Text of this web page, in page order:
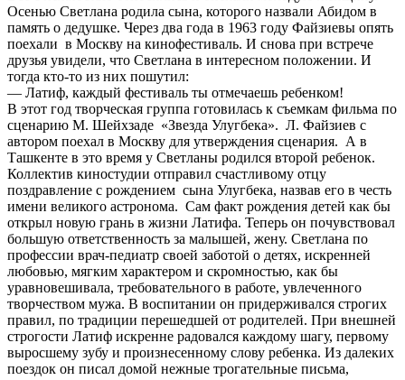
Осенью Светлана родила сына, которого назвали Абидом в
память о дедушке. Через два года в 1963 году Файзиевы опять
поехали в Москву на кинофестиваль. И снова при встрече
друзья увидели, что Светлана в интересном положении. И
тогда кто-то из них пошутил:
— Латиф, каждый фестиваль ты отмечаешь ребенком!
В этот год творческая группа готовилась к съемкам фильма по
сценарию М. Шейхзаде «Звезда Улугбека». Л. Файзиев с
автором поехал в Москву для утверждения сценария. А в
Ташкенте в это время у Светланы родился второй ребенок.
Коллектив киностудии отправил счастливому отцу
поздравление с рождением сына Улугбека, назвав его в честь
имени великого астронома. Сам факт рождения детей как бы
открыл новую грань в жизни Латифа. Теперь он почувствовал
большую ответственность за малышей, жену. Светлана по
профессии врач-педиатр своей заботой о детях, искренней
любовью, мягким характером и скромностью, как бы
уравновешивала, требовательного в работе, увлеченного
творчеством мужа. В воспитании он придерживался строгих
правил, по традиции перешедшей от родителей. При внешней
строгости Латиф искренне радовался каждому шагу, первому
выросшему зубу и произнесенному слову ребенка. Из далеких
поездок он писал домой нежные трогательные письма,